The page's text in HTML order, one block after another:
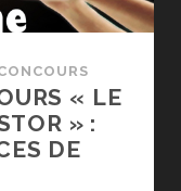
TOUT-
EN-
« LE
» :
DE